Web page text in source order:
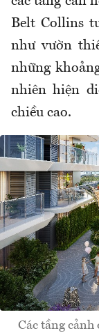
Belt Collins
như vườn
những
nhiên hiện
chiều cao.
Các tầng cảnh